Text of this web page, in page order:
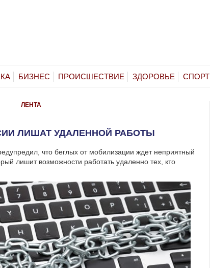
БИЗНЕС ПРОИСШЕСТВИЕ ЗДОРОВЬЕ СПОРТ
ЛЕНТА
ЛИШАТ УДАЛЕННОЙ РАБОТЫ
что беглых от мобилизации ждет неприятный
лишит возможности работать удаленно тех, кто